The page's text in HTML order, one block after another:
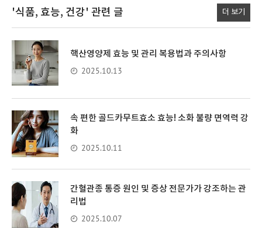
'식품, 효능, 건강' 관련 글 더 보기
핵산영양제 효능 및 관리 복용법과 주의사항
2025.10.13
속 편한 골드카무트효소 효능! 소화 불량 면역력 강
화
2025.10.11
간혈관종 통증 원인 및 증상 전문가가 강조하는 관
리법
2025.10.07